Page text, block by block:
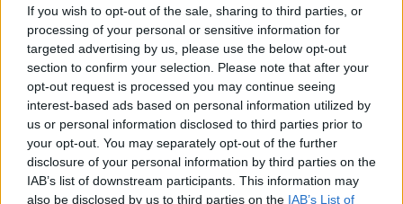
If you wish to opt-out of the sale, sharing to third parties, or
processing of your personal or sensitive information for
targeted advertising by us, please use the below opt-out
section to confirm your selection. Please note that after your
opt-out request is processed you may continue seeing
interest-based ads based on personal information utilized by
us or personal information disclosed to third parties prior to
your opt-out. You may separately opt-out of the further
disclosure of your personal information by third parties on the
IAB’s list of downstream participants. This information may
also be disclosed by us to third parties on the IAB’s List of
​Ricerca, scoppia il caso Tls
La Provincia dice sì al distretto delle scienze
Prosegue la "chiusura" dei cassonetti
Scuole, al via il progetto per la nuova "Sclavo"
Cresce l'attesa per i bolidi d'altri tempi